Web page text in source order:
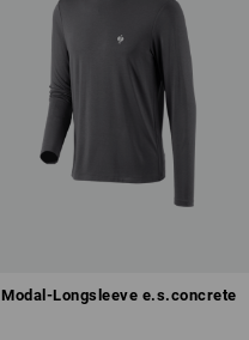
Modal-Longsleeve e.s.concrete